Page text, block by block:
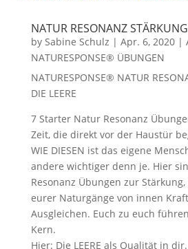
NATUR RESONANZ
by Sabine Schulz | Apr. 6, 2020|
NATURESPONSE® ÜBUNGEN
NATURESPONSE® NATUR
DIE LEERE
7 Starter Natur Resonanz
Zeit, die direkt vor der Haustür
WIE DIESEN ist das eigene
andere wichtiger denn je. Hier
Resonanz Übungen zur
eurer Naturgänge von innen
Ausgleichen. Euch zu euch
Kern.
Hier: Die LEERE als Qualität in dir.